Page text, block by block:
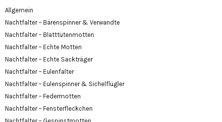
Allgemein
Nachtfalter – Bärenspinner & Verwandte
Nachtfalter – Blatttütenmotten
Nachtfalter – Echte Motten
Nachtfalter – Echte Sackträger
Nachtfalter – Eulenfalter
Nachtfalter – Eulenspinner & Sichelflügler
Nachtfalter – Federmotten
Nachtfalter – Fensterfleckchen